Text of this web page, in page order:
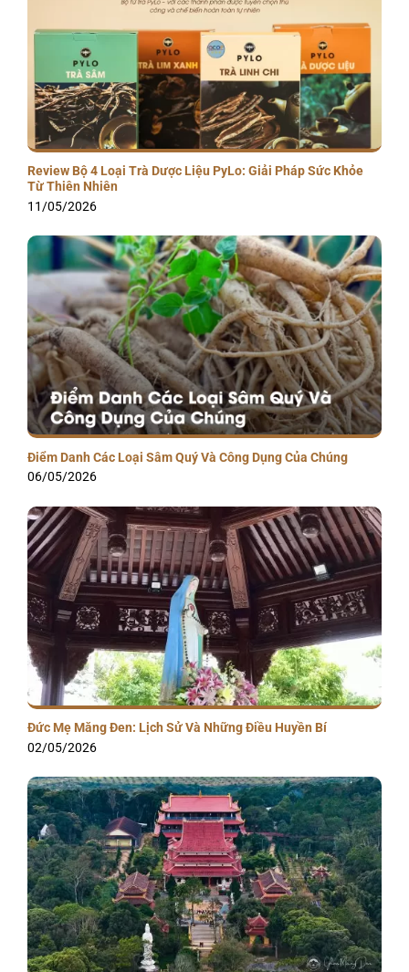
Review Bộ 4 Loại Trà Dược Liệu PyLo: Giải Pháp Sức Khỏe
Từ Thiên Nhiên
11/05/2026
Điểm Danh Các Loại Sâm Quý Và Công Dụng Của Chúng
06/05/2026
Đức Mẹ Măng Đen: Lịch Sử Và Những Điều Huyền Bí
02/05/2026